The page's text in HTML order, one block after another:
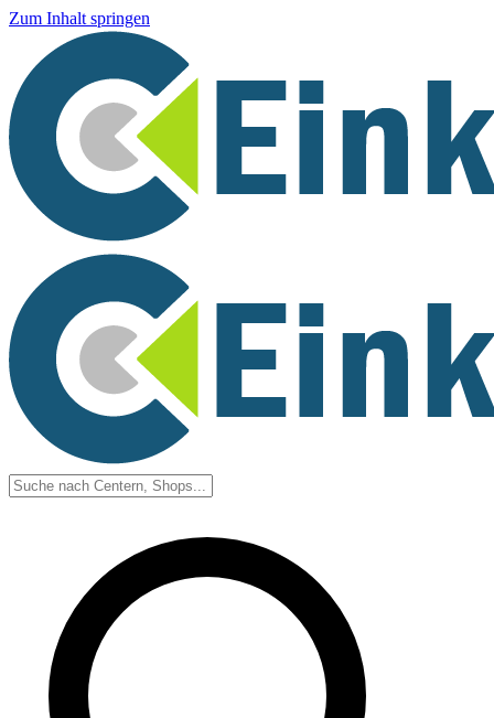
Zum Inhalt springen